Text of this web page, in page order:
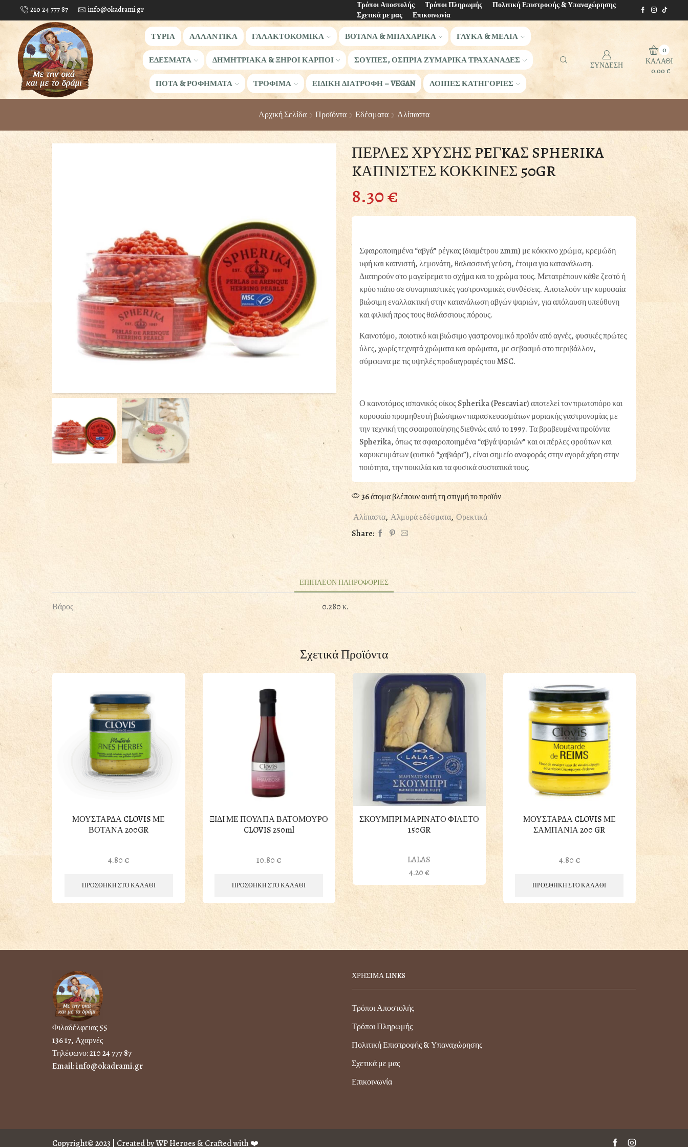
210 24 777 87 info@okadrami.gr Τρόποι Αποστολής Τρόποι Πληρωμής
Πολιτική Επιστροφής & Υπαναχώρησης
Σχετικά με μας
Επικοινωνία
ΤΥΡΙΑ ΑΛΛΑΝΤΙΚΑ ΓΑΛΑΚΤΟΚΟΜΙΚΑ ΒΟΤΑΝΑ & ΜΠΑΧΑΡΙΚΑ ΓΛΥΚΑ & ΜΕΛΙΑ
ΕΔΕΣΜΑΤΑ ΔΗΜΗΤΡΙΑΚΑ & ΞΗΡΟΙ ΚΑΡΠΟΙ ΣΟΥΠΕΣ, ΟΣΠΡΙΑ ΖΥΜΑΡΙΚΑ ΤΡΑΧΑΝΑΔΕΣ
ΠΟΤΑ & ΡΟΦΗΜΑΤΑ ΤΡΟΦΙΜΑ ΕΙΔΙΚΗ ΔΙΑΤΡΟΦΗ – VEGAN ΛΟΙΠΕΣ ΚΑΤΗΓΟΡΙΕΣ
ΣΥΝΔΕΣΗ
0
ΚΑΛΑΘΙ
0.00 €
Αρχική Σελίδα Προϊόντα Εδέσματα Αλίπαστα
ΠΕΡΛΕΣ ΧΡΥΣΗΣ PEΓKAΣ SPHERIKA
KΑΠΝΙΣΤΕΣ ΚΟΚΚΙΝΕΣ 50GR
8.30€
Σφαιροποιημένα “αβγά” ρέγκας (διαμέτρου 2mm) με κόκκινο χρώμα, κρεμώδη
υφή και καπνιστή, λεμονάτη, θαλασσινή γεύση, έτοιμα για κατανάλωση.
Διατηρούν στο μαγείρεμα το σχήμα και το χρώμα τους. Μετατρέπουν κάθε ζεστό ή
κρύο πιάτο σε συναρπαστικές γαστρονομικές συνθέσεις. Αποτελούν την κορυφαία
βιώσιμη εναλλακτική στην κατανάλωση αβγών ψαριών, για απόλαυση υπεύθυνη
και φιλική προς τους θαλάσσιους πόρους.
Καινοτόμο, ποιοτικό και βιώσιμο γαστρονομικό προϊόν από αγνές, φυσικές πρώτες
ύλες, χωρίς τεχνητά χρώματα και αρώματα, με σεβασμό στο περιβάλλον,
σύμφωνα με τις υψηλές προδιαγραφές του MSC.
Ο καινοτόμος ισπανικός οίκος Spherika (Pescaviar) αποτελεί τον πρωτοπόρο και
κορυφαίο προμηθευτή βιώσιμων παρασκευασμάτων μοριακής γαστρονομίας με
την τεχνική της σφαιροποίησης διεθνώς από το 1997. Τα βραβευμένα προϊόντα
Spherika, όπως τα σφαιροποιημένα “αβγά ψαριών” και οι πέρλες φρούτων και
καρυκευμάτων (φυτικό “χαβιάρι”), είναι σημείο αναφοράς στην αγορά χάρη στην
ποιότητα, την ποικιλία και τα φυσικά συστατικά τους.
36 άτομα βλέπουν αυτή τη στιγμή το προϊόν
Αλίπαστα, Αλμυρά εδέσματα, Ορεκτικά
Share:
ΕΠΙΠΛΕΟΝ ΠΛΗΡΟΦΟΡΙΕΣ
Βάρος 0.280 κ.
Σχετικά Προϊόντα
ΜΟΥΣΤΑΡΔΑ CLOVIS ΜΕ
ΒΟΤΑΝΑ 200GR
4.80€
ΠΡΟΣΘΗΚΗ ΣΤΟ ΚΑΛΑΘΙ
ΞΙΔΙ ΜΕ ΠΟΥΛΠΑ ΒΑΤΟΜΟΥΡΟ
CLOVIS 250ml
10.80€
ΠΡΟΣΘΗΚΗ ΣΤΟ ΚΑΛΑΘΙ
ΣΚΟΥΜΠΡΙ ΜΑΡΙΝΑΤΟ ΦΙΛΕΤΟ
150GR
LALAS
4.20€
ΜΟΥΣΤΑΡΔΑ CLOVIS ΜΕ
ΣΑΜΠΑΝΙΑ 200 GR
4.80€
ΠΡΟΣΘΗΚΗ ΣΤΟ ΚΑΛΑΘΙ
Φιλαδέλφειας 55
136 17, Αχαρνές
Τηλέφωνο:210 24 777 87
Email:info@okadrami.gr
ΧΡΗΣΙΜΑ LINKS
Τρόποι Αποστολής
Τρόποι Πληρωμής
Πολιτική Επιστροφής & Υπαναχώρησης
Σχετικά με μας
Επικοινωνία
Copyright© 2023 | Created byWP Heroes & Crafted with ❤️ FacebookInstagram